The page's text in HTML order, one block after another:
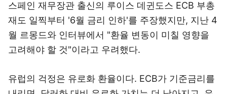
스페인 재무장관 출신의 루이스 데귄도스 ECB 부총
재도 일찍부터 '6월 금리 인하'를 주장했지만, 지난 4
월 르몽드와 인터뷰에서 "환율 변동이 미칠 영향을
고려해야 할 것"이라고 우려했다.
유럽의 걱정은 유로화 환율이다. ECB가 기준금리를